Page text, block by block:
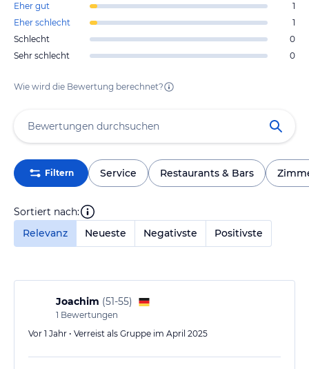
Eher gut
1
Eher schlecht
1
Schlecht
0
Sehr schlecht
0
Wie wird die Bewertung berechnet?
Filtern Service Restaurants & Bars
Sortiert nach:
Relevanz
Neueste Negativste Positivste
Joachim (51-55)
1 Bewertungen
Vor 1 Jahr • Verreist als Gruppe im April 2025